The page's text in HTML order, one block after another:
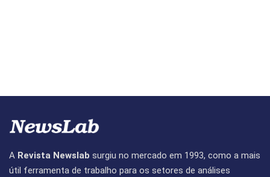
A Revista Newslab surgiu no mercado em 1993, como a mais
útil ferramenta de trabalho para os setores de análises